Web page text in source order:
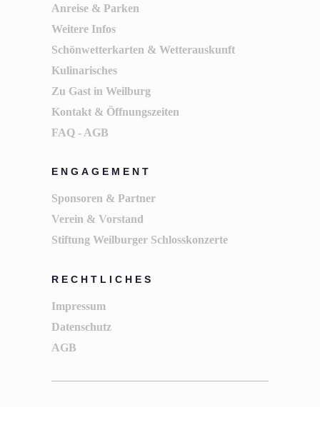
Anreise & Parken
Weitere Infos
Schönwetterkarten & Wetterauskunft
Kulinarisches
Zu Gast in Weilburg
Kontakt & Öffnungszeiten
FAQ - AGB
ENGAGEMENT
Sponsoren & Partner
Verein & Vorstand
Stiftung Weilburger Schlosskonzerte
RECHTLICHES
Impressum
Datenschutz
AGB